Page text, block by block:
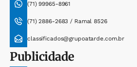
(71) 99965-8961
(71) 2886-2683 / Ramal 8526
classificados@grupoatarde.com.br
Publicidade